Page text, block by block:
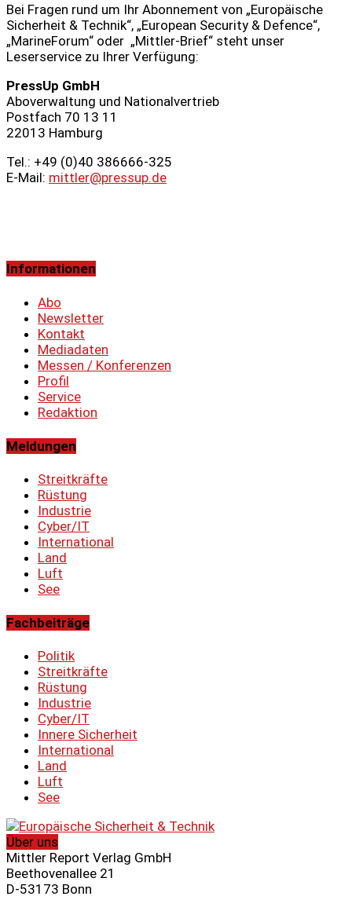
Bei Fragen rund um Ihr Abonnement von „Europäische
Sicherheit & Technik“, „European Security & Defence“,
„MarineForum“ oder „Mittler-Brief“ steht unser
Leserservice zu Ihrer Verfügung:
PressUp GmbH
Aboverwaltung und Nationalvertrieb
Postfach 70 13 11
22013 Hamburg
Tel.: +49 (0)40 386666‑325
E-Mail: mittler@pressup.de
Informationen
Abo
Newsletter
Kontakt
Mediadaten
Messen / Konferenzen
Profil
Service
Redaktion
Meldungen
Streitkräfte
Rüstung
Industrie
Cyber/IT
International
Land
Luft
See
Fachbeiträge
Politik
Streitkräfte
Rüstung
Industrie
Cyber/IT
Innere Sicherheit
International
Land
Luft
See
Über uns
Mittler Report Verlag GmbH
Beethovenallee 21
D-53173 Bonn